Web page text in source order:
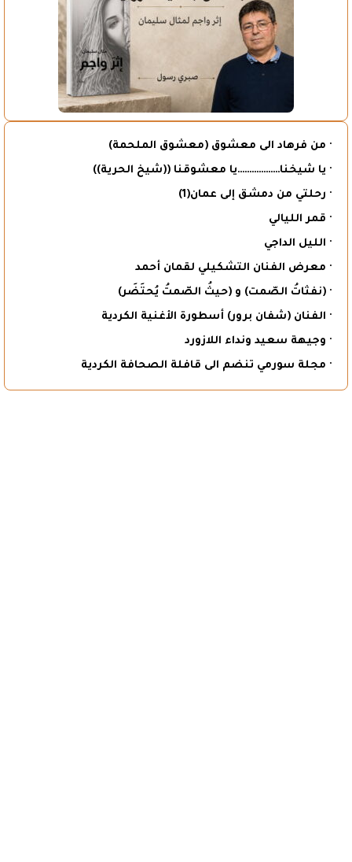
· من فرهاد الى معشوق (معشوق الملحمة)
· يا شيخنا………………يا معشوقنا ((شيخ الحرية))
· رحلتي من دمشق إلى عمان(1)
· قمر الليالي
· الليل الداجي
· معرض الفنان التشكيلي لقمان أحمد
· (نفثاتُ الصّمت) و (حيثُ الصّمتُ يُحتَضَر)
· الفنان (شفان برور) أسطورة الأغنية الكردية
· وجيهة سعيد ونداء اللازورد
· مجلة سورمي تنضم الى قافلة الصحافة الكردية